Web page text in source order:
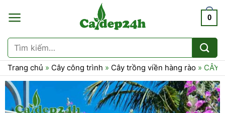
đến
dung
0
Tìm
kiếm:
Trang chủ » Cây công trình » Cây trồng viền hàng rào » CÂY